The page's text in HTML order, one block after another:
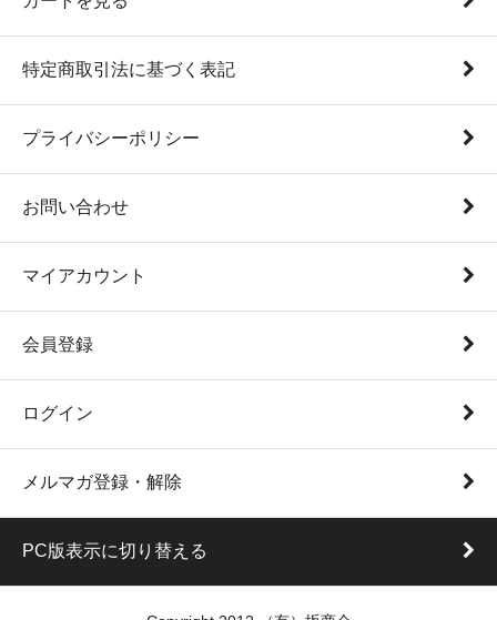
特定商取引法に基づく表記
プライバシーポリシー
お問い合わせ
マイアカウント
会員登録
ログイン
メルマガ登録・解除
PC版表示に切り替える